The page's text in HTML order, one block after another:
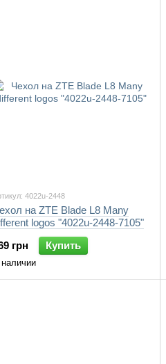
4022u-2448
на ZTE Blade L8 Many
logos "4022u-2448-7105"
грн
Купить